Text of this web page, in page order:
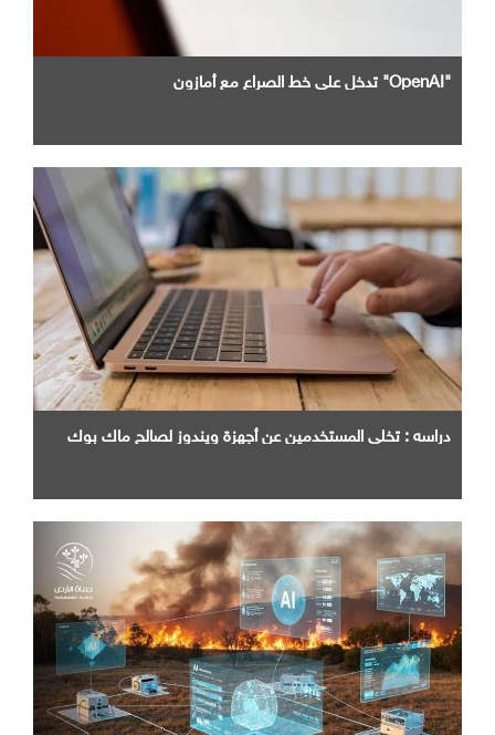
"OpenAI" تدخل علي خط الصراع مع أمازون
دراسه : تخلي المستخدمين عن أجهزة ويندوز لصالح ماك بوك